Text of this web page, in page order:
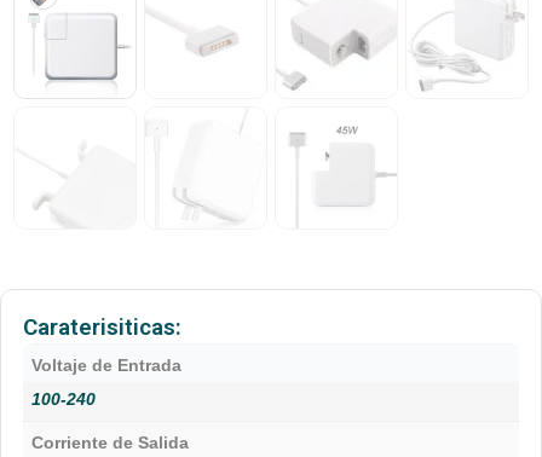
Caraterisiticas:
Voltaje de Entrada
100-240
Corriente de Salida